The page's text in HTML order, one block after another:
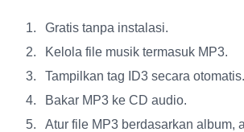
Gratis tanpa instalasi.
Kelola file musik termasuk MP3.
Tampilkan tag ID3 secara otomatis.
Bakar MP3 ke CD audio.
Atur file MP3 berdasarkan album,